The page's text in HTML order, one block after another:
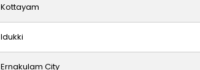
Kottayam
Idukki
Ernakulam City